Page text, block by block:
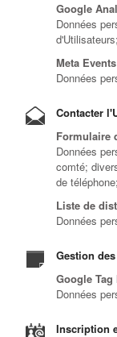
Google
Données
Meta
Données
Contacter
Formulaire
Données
comté;
de
Liste de
Données
Gestion
Google Tag
Données
Inscription